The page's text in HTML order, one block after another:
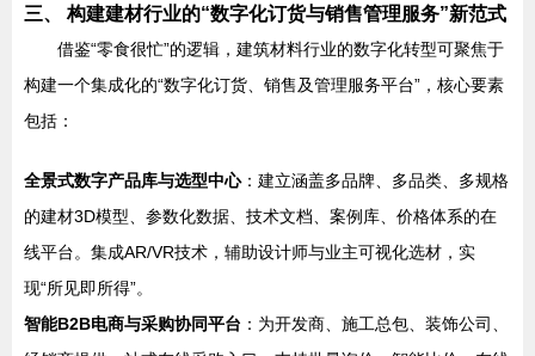
三、 构建建材行业的“数字化订货与销售管理服务”新范式
借鉴“零食很忙”的逻辑，建筑材料行业的数字化转型可聚焦于
构建一个集成化的“数字化订货、销售及管理服务平台”，核心要素
包括：
全景式数字产品库与选型中心：建立涵盖多品牌、多品类、多规格
的建材3D模型、参数化数据、技术文档、案例库、价格体系的在
线平台。集成AR/VR技术，辅助设计师与业主可视化选材，实
现“所见即所得”。
智能B2B电商与采购协同平台 ：为开发商、施工总包、装饰公司、